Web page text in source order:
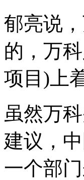
郁亮说
的，万
项目)上
虽然万
建议，
一个部